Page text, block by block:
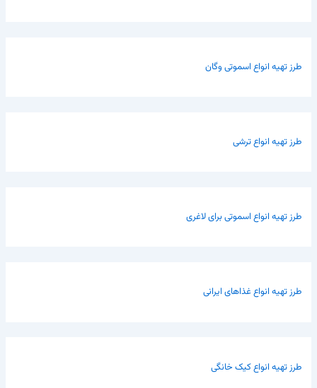
طرز تهیه انواع اسموتی وگان
طرز تهیه انواع ترشی
طرز تهیه انواع اسموتی برای لاغری
طرز تهیه انواع غذاهای ایرانی
طرز تهیه انواع کیک خانگی